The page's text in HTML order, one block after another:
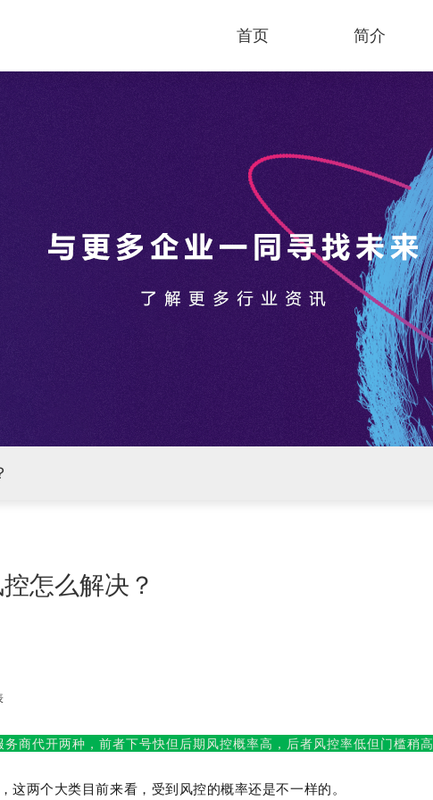
首页 简介
怎么解决？
商代开两种，前者下号快但后期风控概率高，后者风控率低但门槛稍
这两个大类目前来看，受到风控的概率还是不一样的。